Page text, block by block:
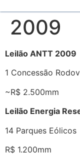
2009
Leilão ANTT 2009
1 Concessão
~R$ 2.500mm
Leilão Energia
14 Parques Eólicos
R$ 1.200mm